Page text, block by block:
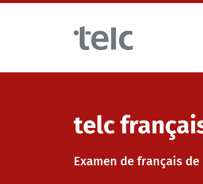
Skip to main content
telc
Examen de français